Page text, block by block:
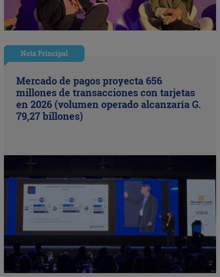
Nota Principal
Mercado de pagos proyecta 656
millones de transacciones con tarjetas
en 2026 (volumen operado alcanzaría G.
79,27 billones)